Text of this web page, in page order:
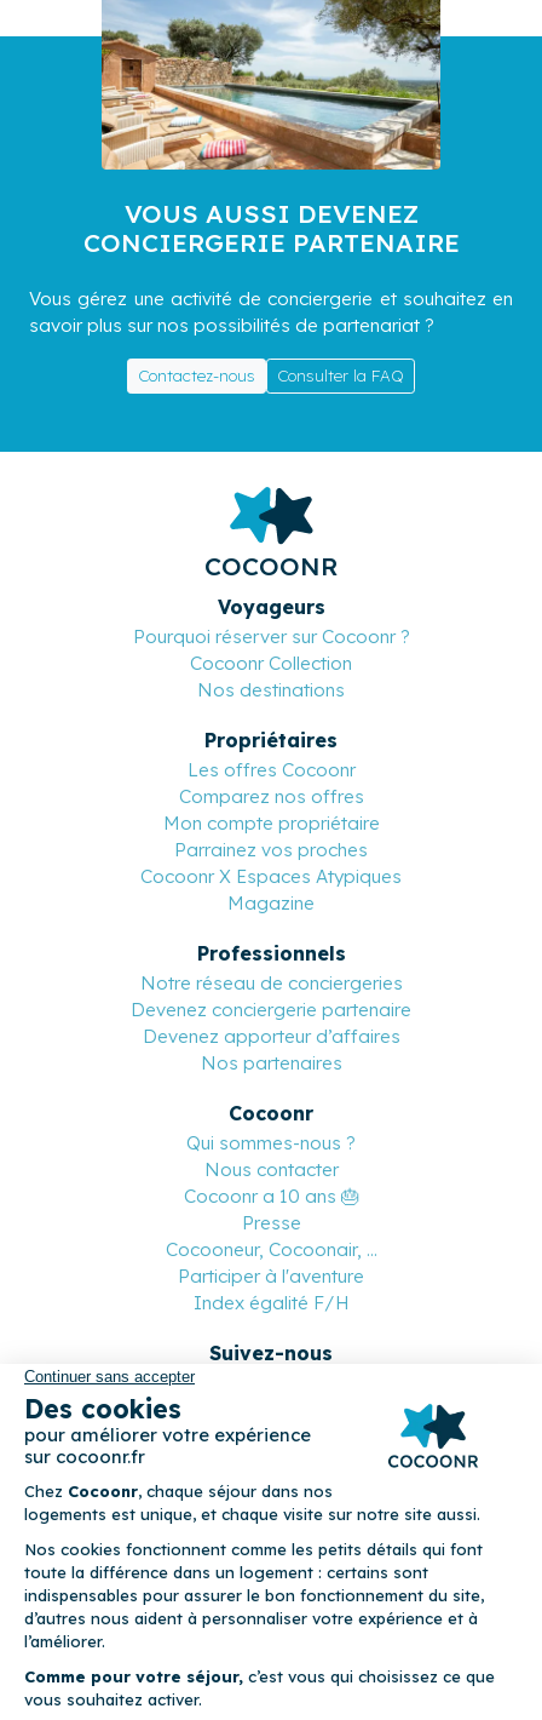
VOUS AUSSI DEVENEZ
CONCIERGERIE PARTENAIRE
Vous gérez une activité de conciergerie et souhaitez en
savoir plus sur nos possibilités de partenariat ?
Contactez-nous Consulter la FAQ
COCOONR
Voyageurs
Pourquoi réserver sur Cocoonr ?
Cocoonr Collection
Nos destinations
Propriétaires
Les offres Cocoonr
Comparez nos offres
Mon compte propriétaire
Parrainez vos proches
Cocoonr X Espaces Atypiques
Magazine
Professionnels
Notre réseau de conciergeries
Devenez conciergerie partenaire
Devenez apporteur d’affaires
Nos partenaires
Cocoonr
Qui sommes-nous ?
Nous contacter
Cocoonr a 10 ans 🎂
Presse
Cocooneur, Cocoonair, ...
Participer à l'aventure
Index égalité F/H
Suivez-nous
location–CGU – Politique de confidentialité–Politique de